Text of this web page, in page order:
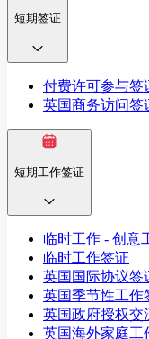
短期签证
付费许可参与签
英国商务访问签
短期工作签证
临时工作 - 创意
临时工作签证
英国国际协议签
英国季节性工作
英国政府授权交
英国海外家庭工